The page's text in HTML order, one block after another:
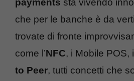
che per le banche è da
trovate di fronte
come l’NFC, i Mobile POS,
to Peer, tutti concetti che